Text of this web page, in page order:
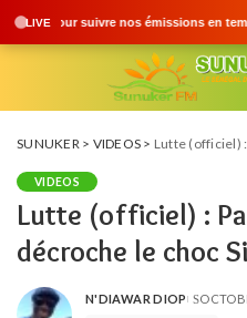
LIVE en temps réel • 🇸🇳 Actualités
SUNUKER> VIDEOS > Lutte (officiel) :
VIDEOS
Lutte (officiel) :
décroche le choc
POSTED
N'DIAWAR DIOP